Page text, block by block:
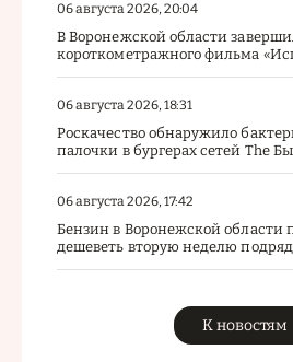
06 августа 2026, 20:04
В Воронежской области
короткометражного фильма
06 августа 2026, 18:31
Роскачество обнаружило
палочки в бургерах сетей The
06 августа 2026, 17:42
Бензин в Воронежской области
дешеветь вторую неделю подряд
К новостям